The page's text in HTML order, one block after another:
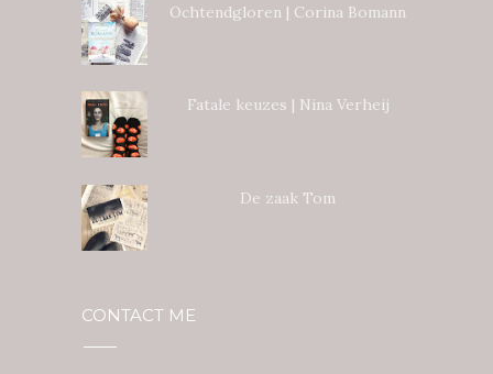
Ochtendgloren | Corina Bomann
Fatale keuzes | Nina Verheij
De zaak Tom
CONTACT ME